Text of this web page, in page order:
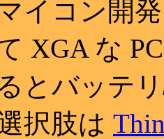
イコン開
XGA な
とバッテ
択肢は